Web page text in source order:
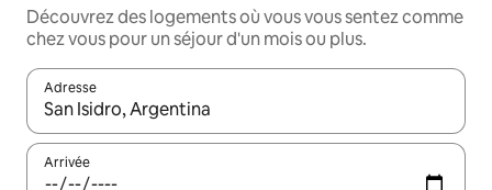
Découvrez des logements où vous vous sentez comme
chez vous pour un séjour d'un mois ou plus.
Adresse
Lorsque les résultats s'affichent, utilisez les flèches vers le
Arrivée